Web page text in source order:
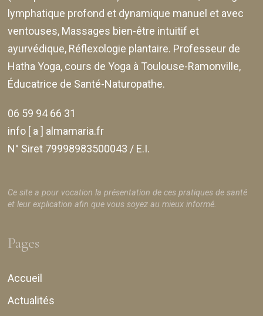
lymphatique profond et dynamique manuel et avec
ventouses, Massages bien-être intuitif et
ayurvédique, Réflexologie plantaire. Professeur de
Hatha Yoga, cours de Yoga à Toulouse-Ramonville,
Éducatrice de Santé-Naturopathe.
06 59 94 66 31
info [ a ] almamaria.fr
N° Siret 79998983500043 / E.I.
Ce site a pour vocation la présentation de ces pratiques de santé
et leur explication afin que vous soyez au mieux informé.
Pages
Accueil
Actualités